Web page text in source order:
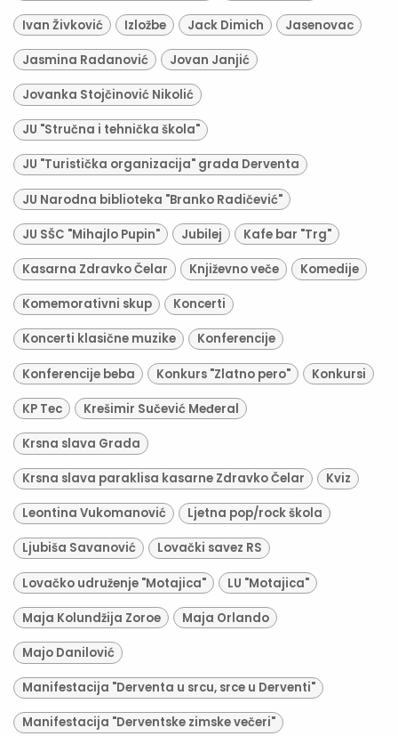
Ivan Živković Izložbe Jack Dimich Jasenovac
Jasmina Radanović Jovan Janjić
Jovanka Stojčinović Nikolić
JU "Stručna i tehnička škola"
JU "Turistička organizacija" grada Derventa
JU Narodna biblioteka "Branko Radičević"
JU SŠC "Mihajlo Pupin" Jubilej Kafe bar "Trg"
Kasarna Zdravko Čelar Književno veče Komedije
Komemorativni skup Koncerti
Koncerti klasične muzike Konferencije
Konferencije beba Konkurs "Zlatno pero" Konkursi
KP Tec Krešimir Sučević Međeral
Krsna slava Grada
Krsna slava paraklisa kasarne Zdravko Čelar Kviz
Leontina Vukomanović Ljetna pop/rock škola
Ljubiša Savanović Lovački savez RS
Lovačko udruženje "Motajica" LU "Motajica"
Maja Kolundžija Zoroe Maja Orlando
Majo Danilović
Manifestacija "Derventa u srcu, srce u Derventi"
Manifestacija "Derventske zimske večeri"